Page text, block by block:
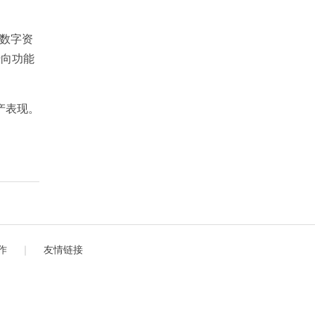
字资
功能
现。
友情链接